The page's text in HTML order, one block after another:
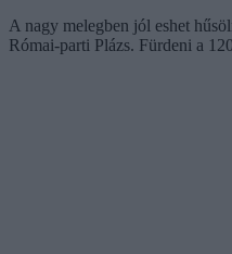
A nagy melegben jól eshet
Római-parti Plázs. Fürdeni a